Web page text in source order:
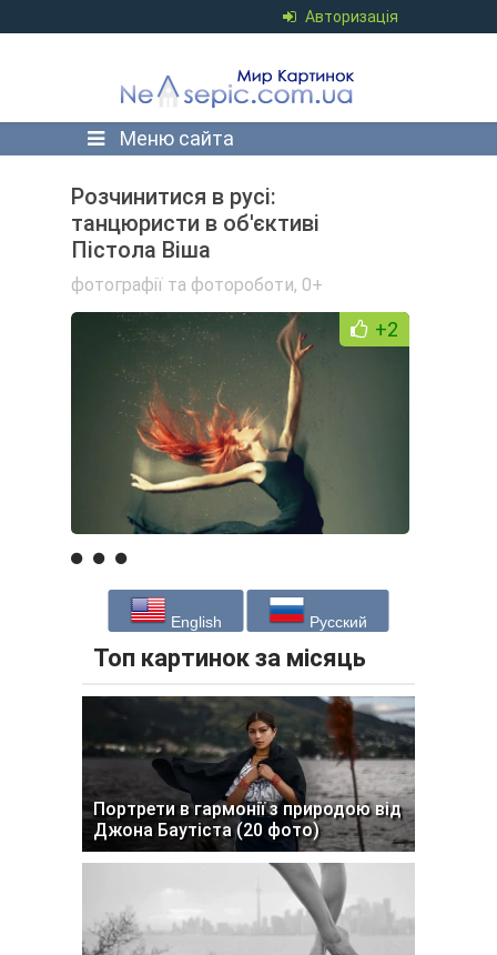
Авторизація
Меню сайта
Розчинитися в русі:
танцюристи в об'єктиві
Пістола Віша
фотографії та фотороботи, 0+
+2
English Русский
Топ картинок за місяць
Портрети в гармонії з природою від
Джона Баутіста (20 фото)